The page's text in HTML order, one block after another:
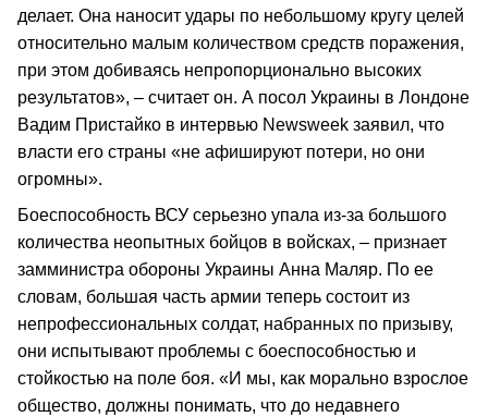
делает. Она наносит удары по небольшому кругу целей
относительно малым количеством средств поражения,
при этом добиваясь непропорционально высоких
результатов», – считает он. А посол Украины в Лондоне
Вадим Пристайко в интервью Newsweek заявил, что
власти его страны «не афишируют потери, но они
огромны».
Боеспособность ВСУ серьезно упала из-за большого
количества неопытных бойцов в войсках, – признает
замминистра обороны Украины Анна Маляр. По ее
словам, большая часть армии теперь состоит из
непрофессиональных солдат, набранных по призыву,
они испытывают проблемы с боеспособностью и
стойкостью на поле боя. «И мы, как морально взрослое
общество, должны понимать, что до недавнего